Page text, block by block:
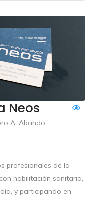
Neos
A, Abando
profesionales de la
habilitación sanitaria,
y participando en